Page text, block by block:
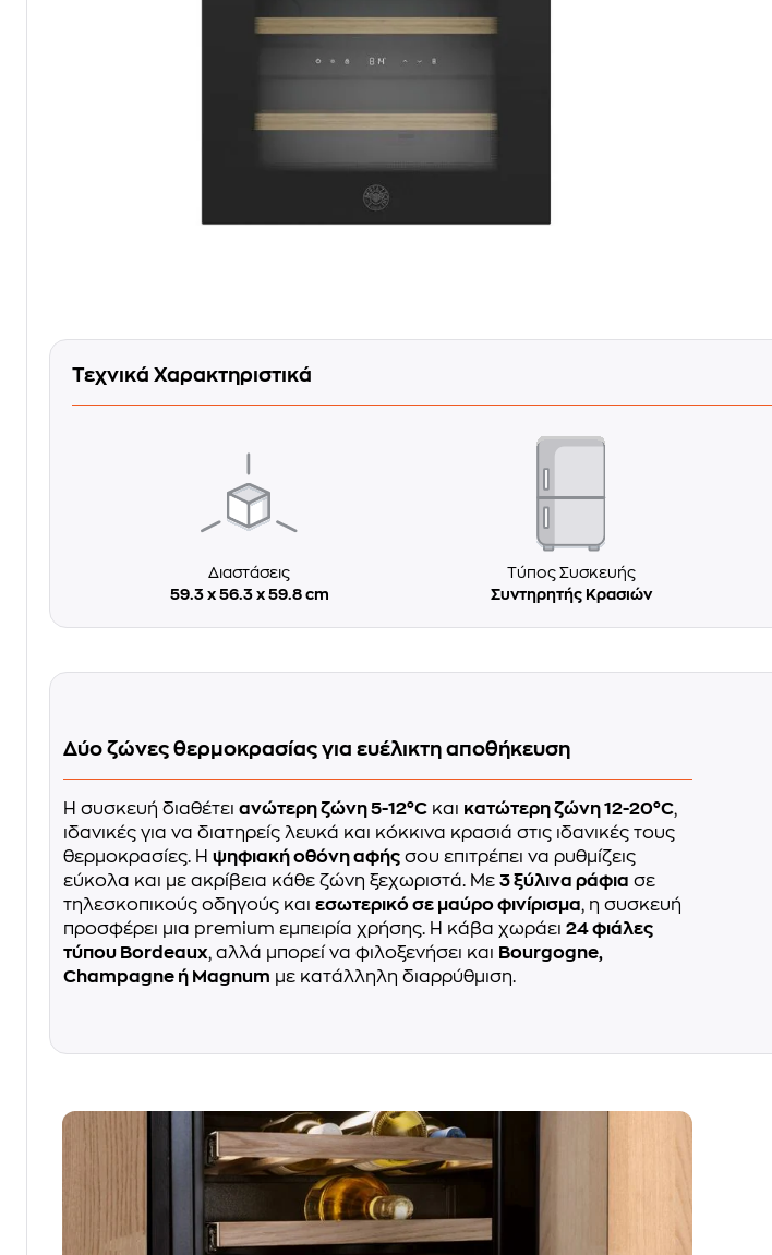
Τεχνικά Χαρακτηριστικά
Διαστάσεις
59.3 x 56.3 x 59.8 cm
Τύπος Συσκευής
Συντηρητής Κρασιών
Δύο ζώνες θερμοκρασίας για ευέλικτη αποθήκευση
Η συσκευή διαθέτει ανώτερη ζώνη 5-12°C και κατώτερη ζώνη 12-20°C,
ιδανικές για να διατηρείς λευκά και κόκκινα κρασιά στις ιδανικές τους
θερμοκρασίες. Η ψηφιακή οθόνη αφής σου επιτρέπει να ρυθμίζεις
εύκολα και με ακρίβεια κάθε ζώνη ξεχωριστά. Με 3 ξύλινα ράφια σε
τηλεσκοπικούς οδηγούς και εσωτερικό σε μαύρο φινίρισμα, η συσκευή
προσφέρει μια premium εμπειρία χρήσης. Η κάβα χωράει 24 φιάλες
τύπου Bordeaux, αλλά μπορεί να φιλοξενήσει και Bourgogne,
Champagne ή Magnum με κατάλληλη διαρρύθμιση.